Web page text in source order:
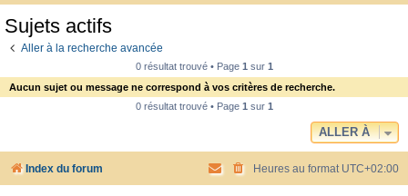
h
Sujets actifs
Aller à la recherche avancée
0 résultat trouvé • Page 1sur 1
Aucun sujet ou message ne correspond à vos critères de recherche.
0 résultat trouvé • Page 1sur 1
ALLER À
Index du forum Heures au format UTC+02:00